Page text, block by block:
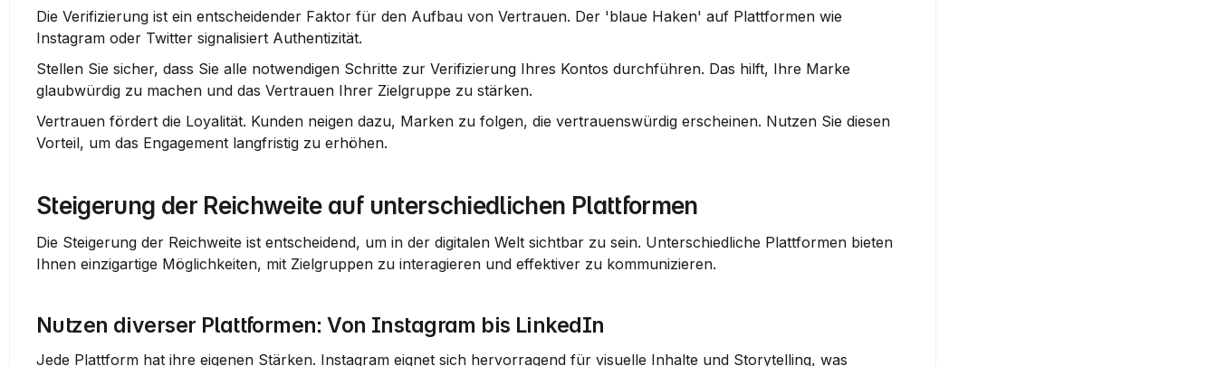
Die Verifizierung ist ein entscheidender Faktor für den Aufbau von Vertrauen. Der 'blaue Haken' auf Plattformen wie
Instagram oder Twitter signalisiert Authentizität.
Stellen Sie sicher, dass Sie alle notwendigen Schritte zur Verifizierung Ihres Kontos durchführen. Das hilft, Ihre Marke
glaubwürdig zu machen und das Vertrauen Ihrer Zielgruppe zu stärken.
Vertrauen fördert die Loyalität. Kunden neigen dazu, Marken zu folgen, die vertrauenswürdig erscheinen. Nutzen Sie diesen
Vorteil, um das Engagement langfristig zu erhöhen.
Steigerung der Reichweite auf unterschiedlichen Plattformen
Die Steigerung der Reichweite ist entscheidend, um in der digitalen Welt sichtbar zu sein. Unterschiedliche Plattformen bieten
Ihnen einzigartige Möglichkeiten, mit Zielgruppen zu interagieren und effektiver zu kommunizieren.
Nutzen diverser Plattformen: Von Instagram bis LinkedIn
Jede Plattform hat ihre eigenen Stärken. Instagram eignet sich hervorragend für visuelle Inhalte und Storytelling, was